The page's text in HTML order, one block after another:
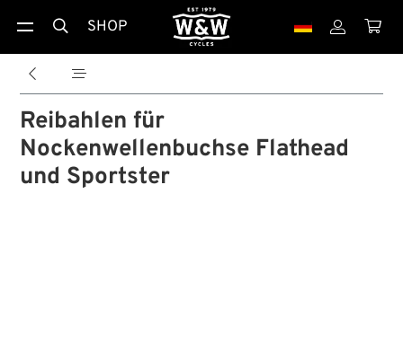
 SHOP  
 
Reibahlen für
Nockenwellenbuchse Flathead
und Sportster